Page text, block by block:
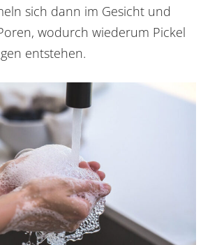
sich dann im Gesicht und
wodurch wiederum Pickel
entstehen.